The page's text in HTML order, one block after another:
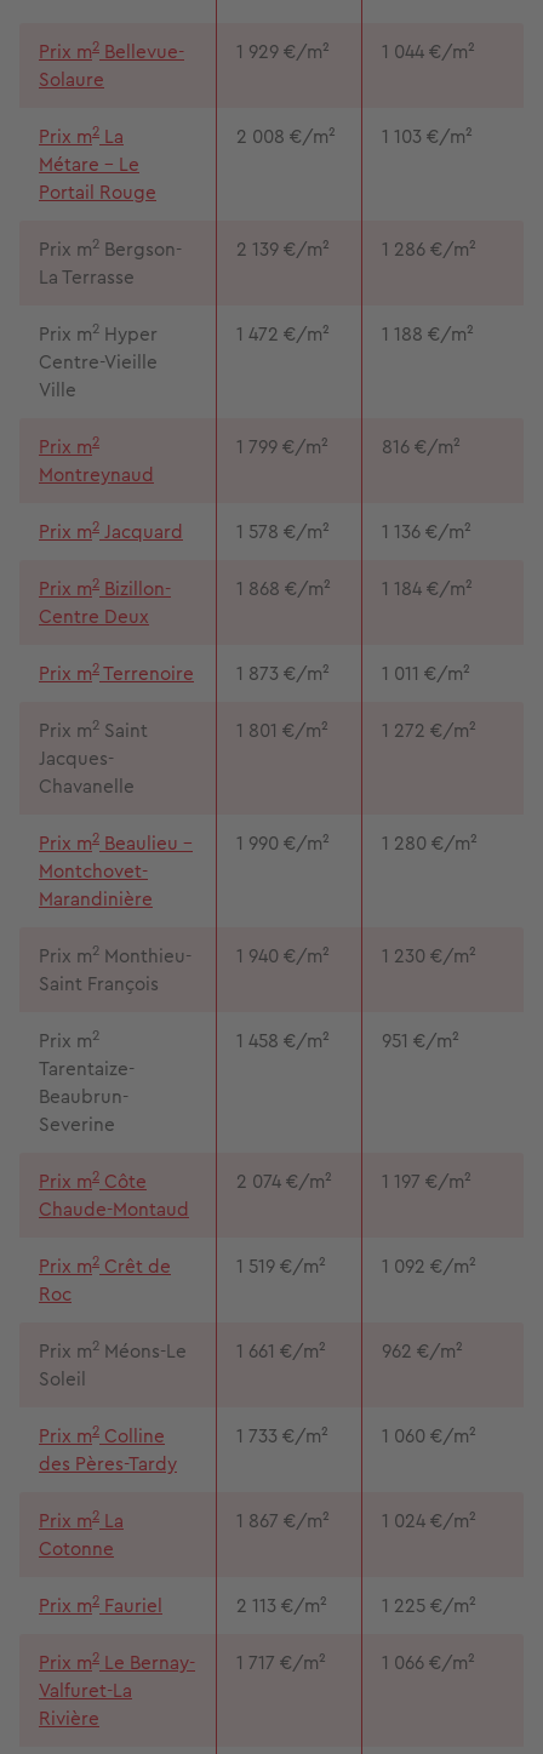
Prix m2 Bellevue-
Solaure
1 929 €/m² 1 044 €/m²
Prix m2 La
Métare – Le
Portail Rouge
2 008 €/m² 1 103 €/m²
Prix m2 Bergson-
La Terrasse
2 139 €/m² 1 286 €/m²
Prix m2 Hyper
Centre-Vieille
Ville
1 472 €/m² 1 188 €/m²
Prix m2
Montreynaud
1 799 €/m² 816 €/m²
Prix m2 Jacquard 1 578 €/m² 1 136 €/m²
Prix m2 Bizillon-
Centre Deux
1 868 €/m² 1 184 €/m²
Prix m2Terrenoire 1 873 €/m² 1 011 €/m²
Prix m2 Saint
Jacques-
Chavanelle
1 801 €/m² 1 272 €/m²
Prix m2 Beaulieu –
Montchovet-
Marandinière
1 990 €/m² 1 280 €/m²
Prix m2 Monthieu-
Saint François
1 940 €/m² 1 230 €/m²
Prix m2
Tarentaize-
Beaubrun-
Severine
1 458 €/m² 951 €/m²
Prix m2 Côte
Chaude-Montaud
2 074 €/m² 1 197 €/m²
Prix m2 Crêt de
Roc
1 519 €/m² 1 092 €/m²
Prix m2 Méons-Le
Soleil
1 661 €/m² 962 €/m²
Prix m2 Colline
des Pères-Tardy
1 733 €/m² 1 060 €/m²
Prix m2 La
Cotonne
1 867 €/m² 1 024 €/m²
Prix m2 Fauriel 2 113 €/m² 1 225 €/m²
Prix m2 Le Bernay-
Valfuret-La
Rivière
1 717 €/m² 1 066 €/m²